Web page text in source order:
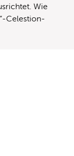
Wie
Celestion-